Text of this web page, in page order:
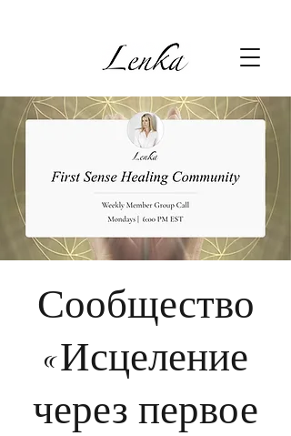
Сообщество
«Исцеление
через первое